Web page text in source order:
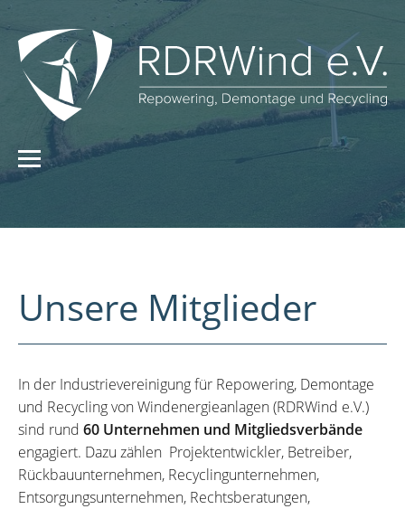
Unsere Mitglieder
In der Industrievereinigung für Repowering, Demontage
und Recycling von Windenergieanlagen (RDRWind e.V.)
sind rund 60 Unternehmen und Mitgliedsverbände
engagiert. Dazu zählen Projektentwickler, Betreiber,
Rückbauunternehmen, Recyclingunternehmen,
Entsorgungsunternehmen, Rechtsberatungen,